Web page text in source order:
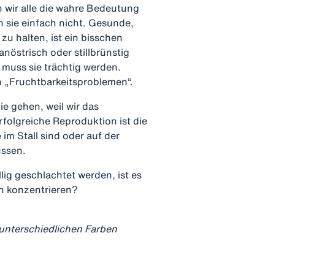
alle die wahre Bedeutung
sie einfach nicht. Gesunde,
halten, ist ein bisschen
oder stillbrünstig
sie trächtig werden.
gehen, weil wir das
Reproduktion ist die
Stall sind oder auf der
geschlachtet werden, ist es
konzentrieren?
Farben